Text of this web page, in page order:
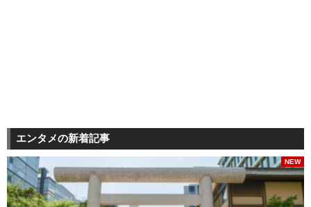
エンタメの新着記事
NEW